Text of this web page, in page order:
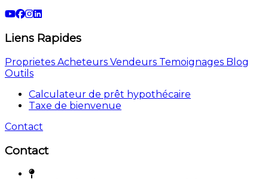
Liens Rapides
Proprietes Acheteurs Vendeurs Temoignages Blog
Outils
Calculateur de prêt hypothécaire
Taxe de bienvenue
Contact
Contact